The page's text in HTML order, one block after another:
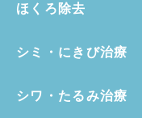
ほくろ除去
シミ・にきび治療
シワ・たるみ治療